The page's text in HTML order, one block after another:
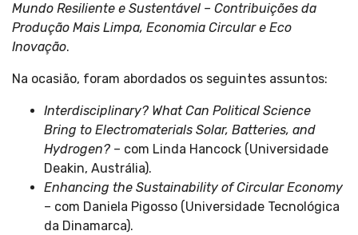
Mundo Resiliente e Sustentável – Contribuições da
Produção Mais Limpa, Economia Circular e Eco
Inovação.
Na ocasião, foram abordados os seguintes assuntos:
Interdisciplinary? What Can Political Science
Bring to Electromaterials Solar, Batteries, and
Hydrogen? – com Linda Hancock (Universidade
Deakin, Austrália).
Enhancing the Sustainability of Circular Economy
– com Daniela Pigosso (Universidade Tecnológica
da Dinamarca).